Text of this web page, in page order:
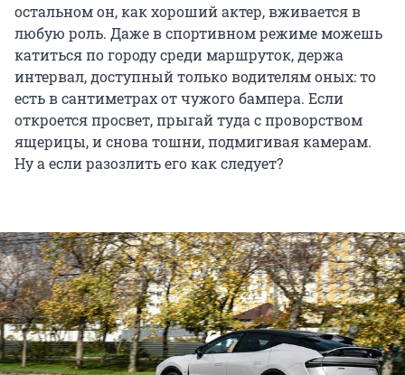
остальном он, как хороший актер, вживается в
любую роль. Даже в спортивном режиме можешь
катиться по городу среди маршруток, держа
интервал, доступный только водителям оных: то
есть в сантиметрах от чужого бампера. Если
откроется просвет, прыгай туда с проворством
ящерицы, и снова тошни, подмигивая камерам.
Ну а если разозлить его как следует?